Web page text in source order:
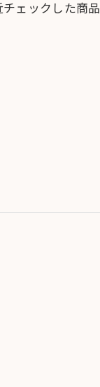
チェックした商品